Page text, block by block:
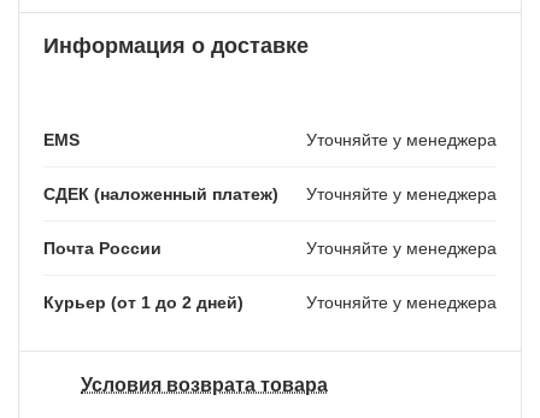
Информация о доставке
EMS Уточняйте у менеджера
СДЕК (наложенный платеж) Уточняйте у менеджера
Почта России Уточняйте у менеджера
Курьер (от 1 до 2 дней) Уточняйте у менеджера
Условия возврата товара